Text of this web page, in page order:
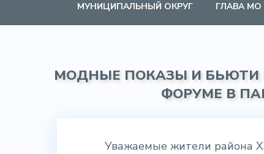
МУНИЦИПАЛЬНЫЙ ОКРУГ ГЛАВА МО
МОДНЫЕ ПОКАЗЫ И БЬЮТИ
ФОРУМЕ В
Уважаемые жители района